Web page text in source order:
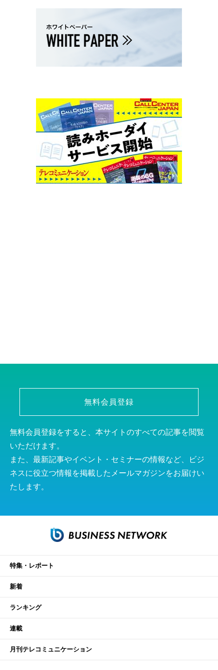
無料会員登録
無料会員登録をすると、本サイトのすべての記事を閲覧
いただけます。
また、最新記事やイベント・セミナーの情報など、ビジ
ネスに役立つ情報を掲載したメールマガジンをお届けい
たします。
特集・レポート
新着
ランキング
連載
月刊テレコミュニケーション